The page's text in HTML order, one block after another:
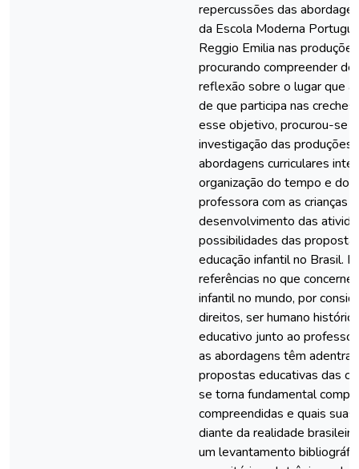
repercussões das
da Escola Moderna
Reggio Emilia nas
procurando compreender
reflexão sobre o lugar que a
de que participa nas
esse objetivo, procurou-se
investigação das
abordagens curriculares
organização do tempo e do
professora com as crianças
desenvolvimento das
possibilidades das
educação infantil no Brasil.
referências no que concerne
infantil no mundo, por
direitos, ser humano
educativo junto ao
as abordagens têm
propostas educativas das
se torna fundamental
compreendidas e quais
diante da realidade
um levantamento